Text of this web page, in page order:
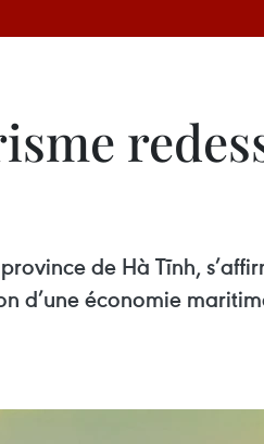
de Hà Tĩnh,
d’une économie